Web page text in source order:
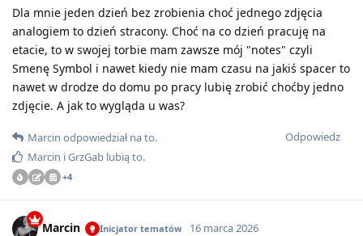
Dla mnie jeden dzień bez zrobienia choć jednego zdjęcia
analogiem to dzień stracony. Choć na co dzień pracuję na
etacie, to w swojej torbie mam zawsze mój "notes" czyli
Smenę Symbol i nawet kiedy nie mam czasu na jakiś spacer to
nawet w drodze do domu po pracy lubię zrobić choćby jedno
zdjęcie. A jak to wygląda u was?
Odpowiedz
Marcin odpowiedział na to.
Marcin iGrzGab lubią to.
+4
Marcin Inicjator tematów 16 marca 2026